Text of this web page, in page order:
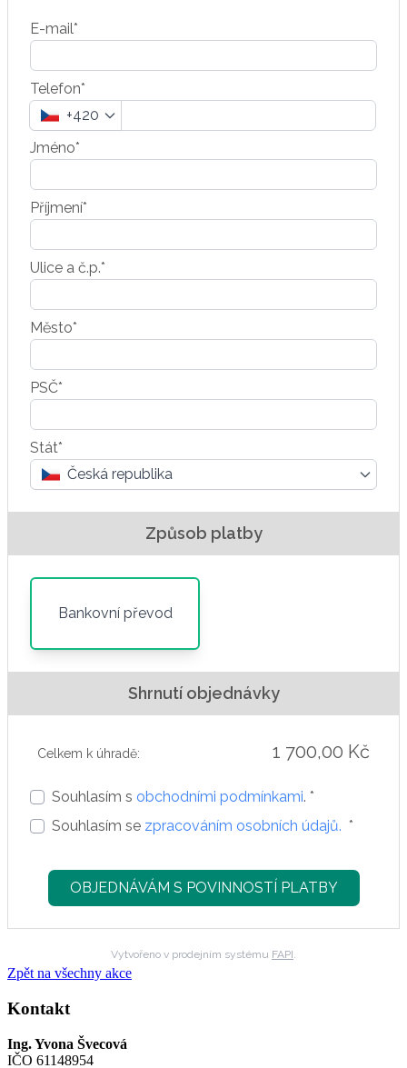
E-mail*
Telefon*
+420
Jméno*
Příjmení*
Ulice a č.p.*
Město*
PSČ*
Stát*
Česká republika
Způsob platby
Bankovní převod
Shrnutí objednávky
Celkem k úhradě: 1 700,00 Kč
Souhlasím s obchodními podmínkami. *
Souhlasím se zpracováním osobních údajů. *
OBJEDNÁVÁM S POVINNOSTÍ PLATBY
Vytvořeno v prodejním systému FAPI.
Zpět na všechny akce
Kontakt
Ing. Yvona Švecová
IČO 61148954